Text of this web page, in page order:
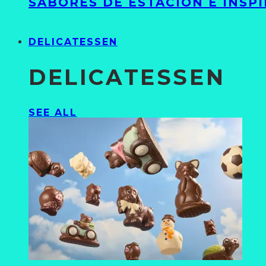
DELICATESSEN
DELICATESSEN
SEE ALL